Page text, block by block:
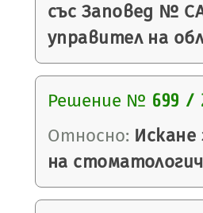
със Заповед №
управител на
Решение № 699 /
Относно: Искане
на